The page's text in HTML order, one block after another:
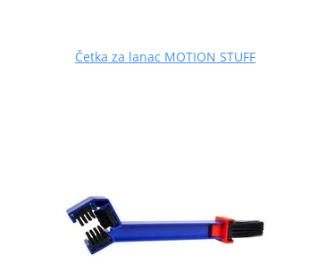
Četka za lanac MOTION STUFF